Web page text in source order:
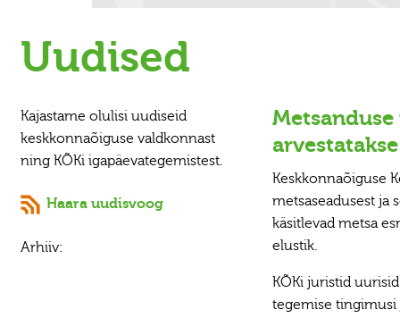
Uudised
Kajastame olulisi uudiseid
keskkonnaõiguse valdkonnast
ning KÕKi igapäevategemistest.
Haara uudisvoog
Arhiiv:
Keskkonnaõiguse
metsaseadusest ja
käsitlevad metsa
elustik.
KÕKi juristid
tegemise tingimusi